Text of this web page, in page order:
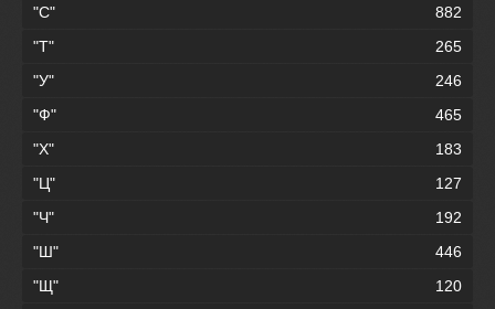
"С"
882
"Т"
265
"У"
246
"Ф"
465
"Х"
183
"Ц"
127
"Ч"
192
"Ш"
446
"Щ"
120